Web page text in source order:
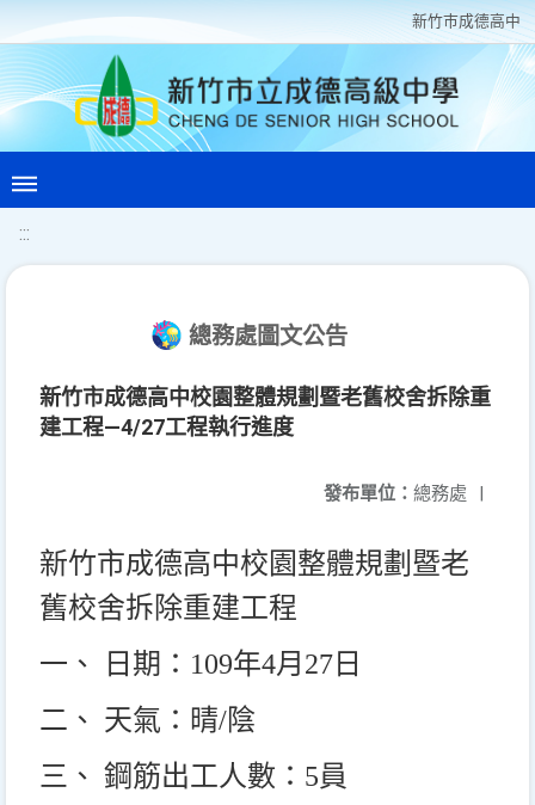
新竹巿成德高中
:::
總務處圖文公告
新竹市成德高中校園整體規劃暨老舊校舍拆除重
建工程—4/27工程執行進度
發布單位： 總務處 |
新竹市成德高中校園整體規劃暨老
舊校舍拆除重建工程
一、 日期：109年4月27日
二、 天氣：晴/陰
三、 鋼筋出工人數：5員